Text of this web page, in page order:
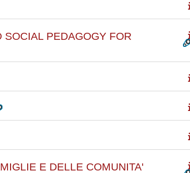
SOCIAL PEDAGOGY FOR
E DELLE COMUNITA'